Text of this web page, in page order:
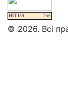
HIT.UA 256
© 2026. Всі